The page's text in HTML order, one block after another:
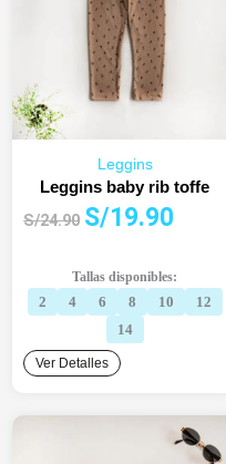
Leggins
Leggins baby rib toffe
S/24.90
El
era:
S/24.90.
S/19.90
es:
S/19.90.
Tallas disponibles:
2 4 6 8 10
12
14
Ver Detalles